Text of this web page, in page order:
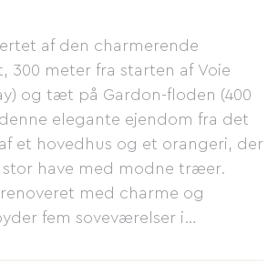
af den charmerende
300 meter fra starten af ​​Voie
og tæt på Gardon-floden (400
elegante ejendom fra det
et hovedhus og et orangeri, der
have med modne træer.
med charme og
fem soveværelser i